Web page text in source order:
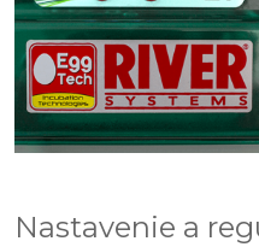
Nastavenie a